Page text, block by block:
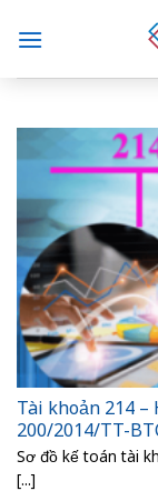
content
Tài khoản 214
200/2014/TT-
Sơ đồ kế toán tài
[...]